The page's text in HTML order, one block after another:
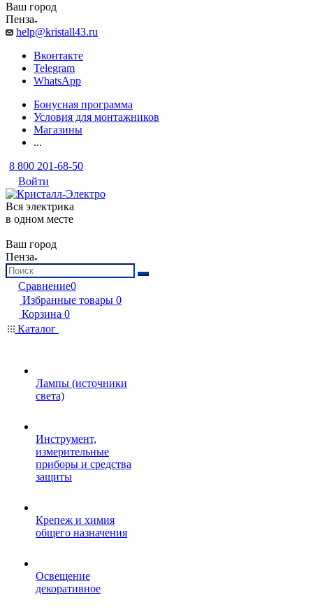
Ваш город
Пенза
help@kristall43.ru
Вконтакте
Telegram
WhatsApp
Бонусная программа
Условия для монтажников
Магазины
...
8 800 201-68-50
Войти
Вся электрика
в одном месте
Ваш город
Пенза
Сравнение0
Избранные товары 0
Корзина 0
Каталог
Лампы (источники
света)
Инструмент,
измерительные
приборы и средства
защиты
Крепеж и химия
общего назначения
Освещение
декоративное